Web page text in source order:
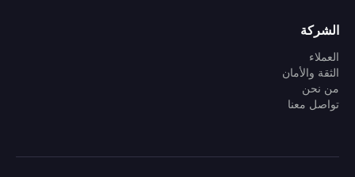
الشركة
العملاء
الثقة والأمان
من نحن
تواصل معنا